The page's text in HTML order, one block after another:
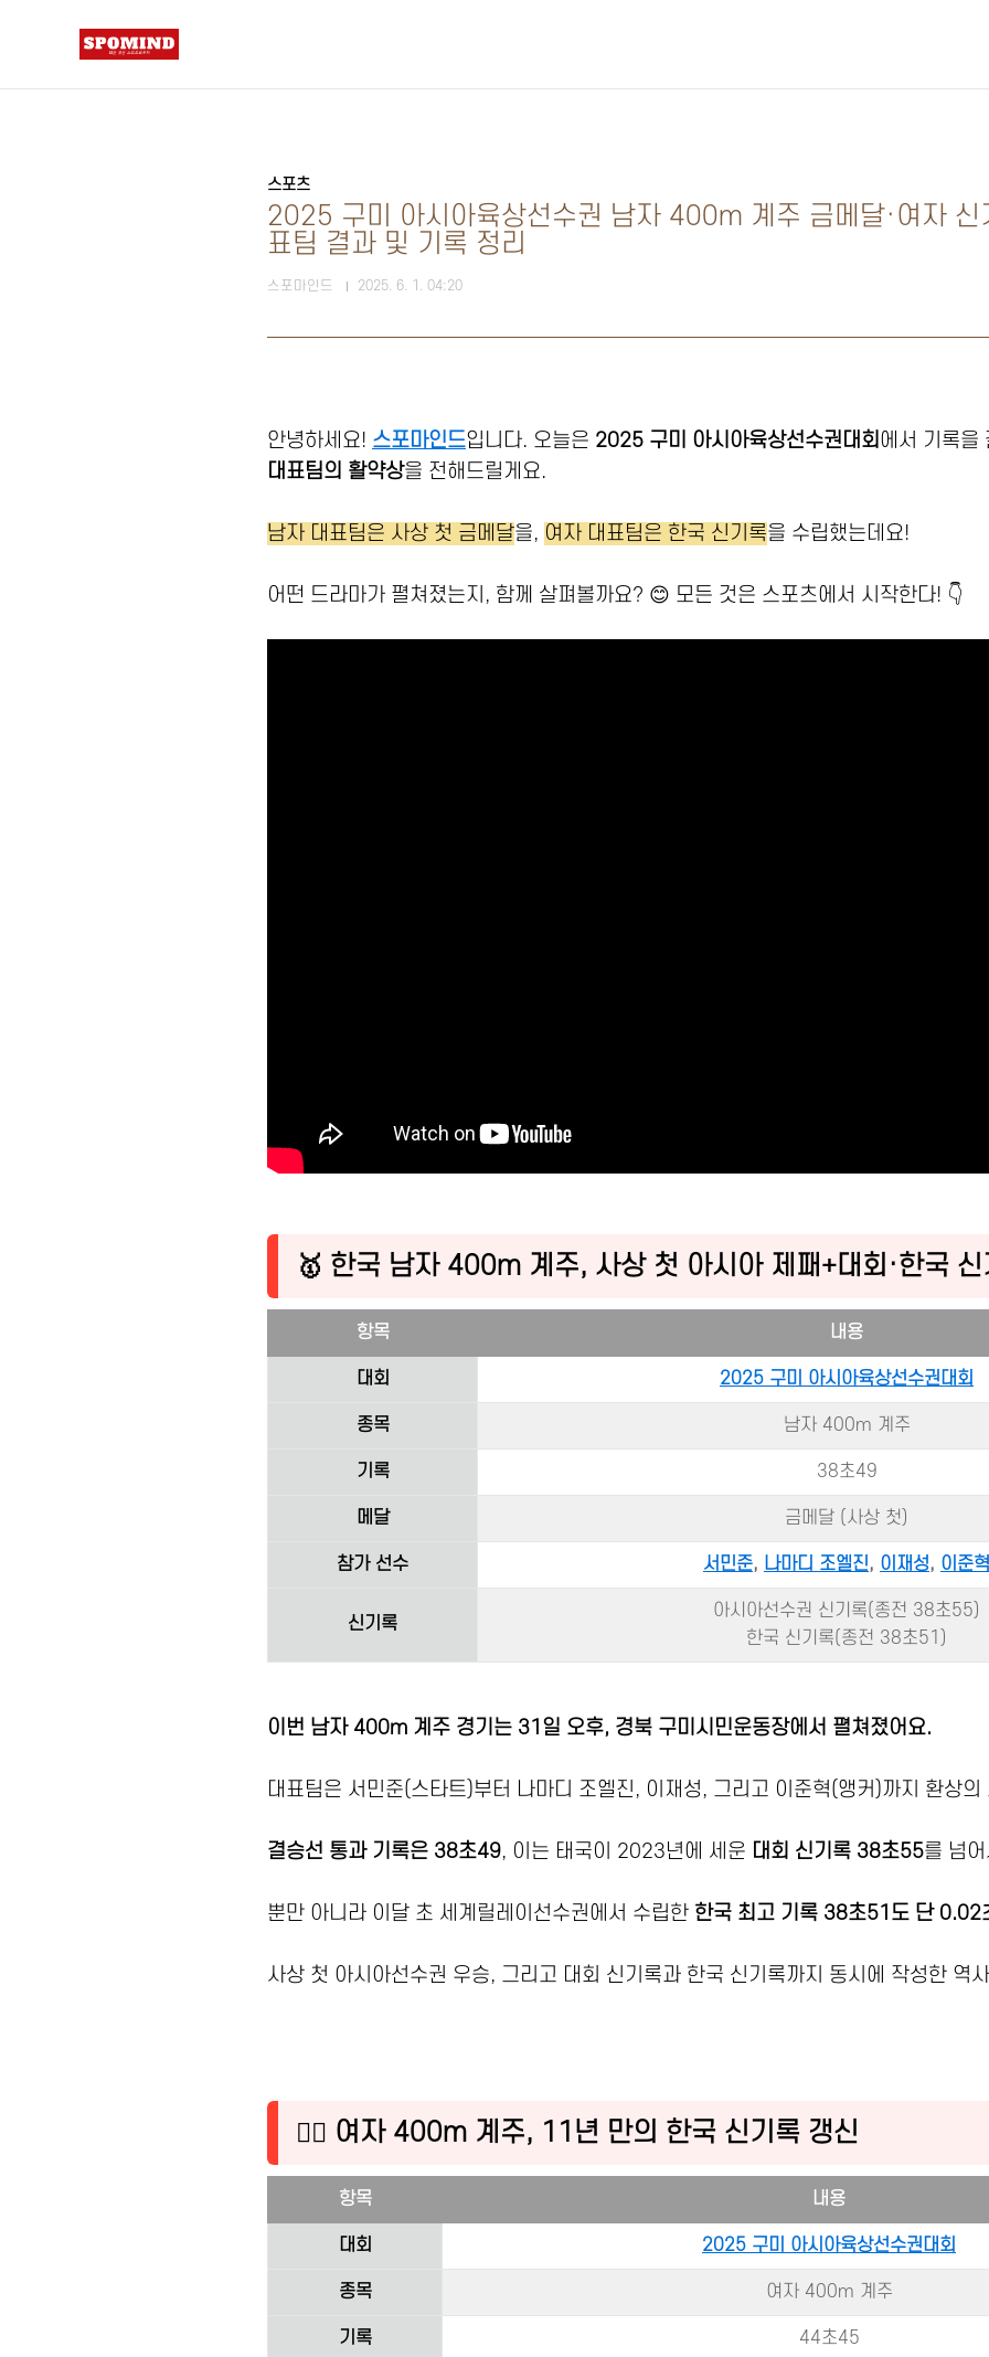
스포츠
2025 구미 아시아육상선수권 남자 400m 계주 금메달·여자 신
표팀 결과 및 기록 정리
스포마인드 2025. 6. 1. 04:20
안녕하세요! 스포마인드입니다. 오늘은 2025 구미 아시아육상선수권대회에서 기록을
대표팀의 활약상을 전해드릴게요.
남자 대표팀은 사상 첫 금메달을, 여자 대표팀은 한국 신기록을 수립했는데요!
어떤 드라마가 펼쳐졌는지, 함께 살펴볼까요? 😊 모든 것은 스포츠에서 시작한다! 👇
🥇 한국 남자 400m 계주, 사상 첫 아시아 제패+대회·한국 신
항목 내용
대회 2025 구미 아시아육상선수권대회
종목 남자 400m 계주
기록 38초49
메달 금메달 (사상 첫)
참가 선수 서민준, 나마디 조엘진, 이재성, 이준혁
신기록
아시아선수권 신기록(종전 38초55)
한국 신기록(종전 38초51)
이번 남자 400m 계주 경기는 31일 오후, 경북 구미시민운동장에서 펼쳐졌어요.
대표팀은 서민준(스타트)부터 나마디 조엘진, 이재성, 그리고 이준혁(앵커)까지 환상의
결승선 통과 기록은 38초49, 이는 태국이 2023년에 세운 대회 신기록 38초55를 넘
뿐만 아니라 이달 초 세계릴레이선수권에서 수립한 한국 최고 기록 38초51도 단 0.02
사상 첫 아시아선수권 우승, 그리고 대회 신기록과 한국 신기록까지 동시에 작성한 역
🏃‍♀️ 여자 400m 계주, 11년 만의 한국 신기록 갱신
항목 내용
대회 2025 구미 아시아육상선수권대회
종목 여자 400m 계주
기록 44초45